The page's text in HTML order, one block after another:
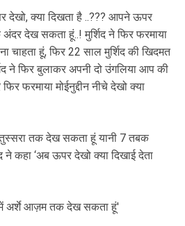
देखो, क्या दिखता है ..??? आपने ऊपर
देख सकता हूं..! मुर्शिद ने फिर फरमाया
चाहता हूं, फिर 22 साल मुर्शिद की खिदमत
ने फिर बुलाकर अपनी दो उंगलिया आप की
फरमाया मोईनुद्दीन नीचे देखो क्या
तक देख सकता हूं यानी 7 तबक
ने कहा ‘अब ऊपर देखो क्या दिखाई देता
अर्शे आज़म तक देख सकता हूं'